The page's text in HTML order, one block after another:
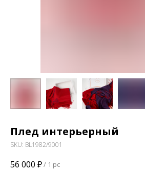
Плед интерьерный
SKU: BL1982/9001
56 000 ₽/ 1 pc